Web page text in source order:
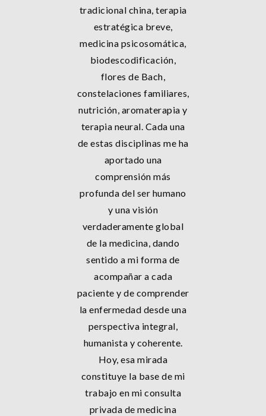
tradicional china, terapia
estratégica breve,
medicina psicosomática,
biodescodificación,
flores de Bach,
constelaciones familiares,
nutrición, aromaterapia y
terapia neural. Cada una
de estas disciplinas me ha
aportado una
comprensión más
profunda del ser humano
y una visión
verdaderamente global
de la medicina, dando
sentido a mi forma de
acompañar a cada
paciente y de comprender
la enfermedad desde una
perspectiva integral,
humanista y coherente.
Hoy, esa mirada
constituye la base de mi
trabajo en mi consulta
privada de medicina